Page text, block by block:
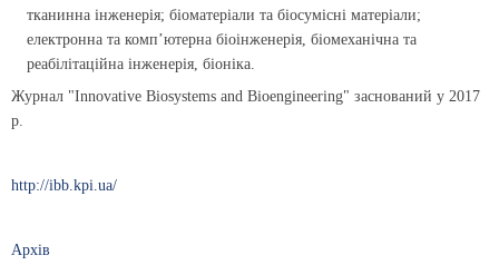
тканинна інженерія; біоматеріали та біосумісні матеріали;
електронна та комп’ютерна біоінженерія, біомеханічна та
реабілітаційна інженерія, біоніка.
Журнал "Innovative Biosystems and Bioengineering" заснований у 2017
р.
http://ibb.kpi.ua/
Архів